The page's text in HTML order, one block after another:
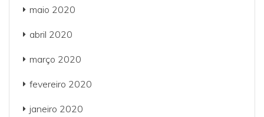
maio 2020
abril 2020
março 2020
fevereiro 2020
janeiro 2020